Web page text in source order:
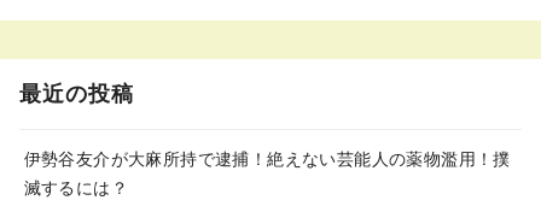
最近の投稿
伊勢谷友介が大麻所持で逮捕！絶えない芸能人の薬物濫用！撲
滅するには？